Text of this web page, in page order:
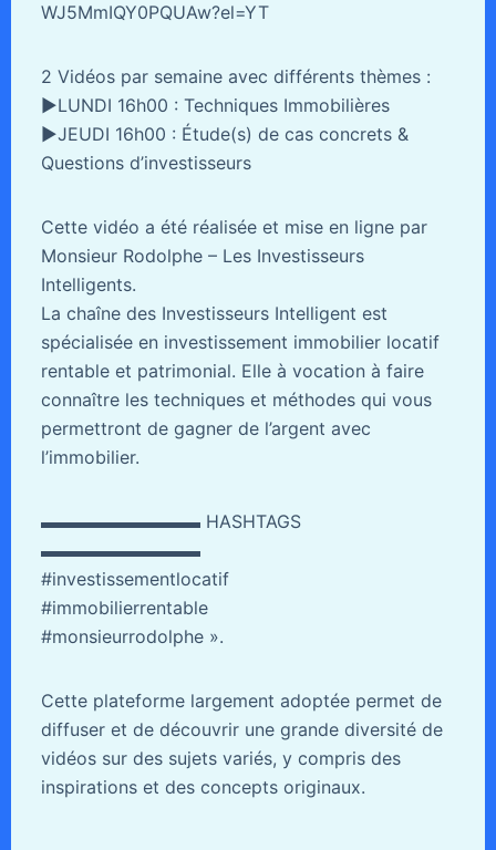
WJ5MmIQY0PQUAw?el=YT
2 Vidéos par semaine avec différents thèmes :
►LUNDI 16h00 : Techniques Immobilières
►JEUDI 16h00 : Étude(s) de cas concrets &
Questions d’investisseurs
Cette vidéo a été réalisée et mise en ligne par
Monsieur Rodolphe – Les Investisseurs
Intelligents.
La chaîne des Investisseurs Intelligent est
spécialisée en investissement immobilier locatif
rentable et patrimonial. Elle à vocation à faire
connaître les techniques et méthodes qui vous
permettront de gagner de l’argent avec
l’immobilier.
▬▬▬▬▬▬▬▬▬ HASHTAGS
▬▬▬▬▬▬▬▬▬
#investissementlocatif
#immobilierrentable
#monsieurrodolphe ».
Cette plateforme largement adoptée permet de
diffuser et de découvrir une grande diversité de
vidéos sur des sujets variés, y compris des
inspirations et des concepts originaux.